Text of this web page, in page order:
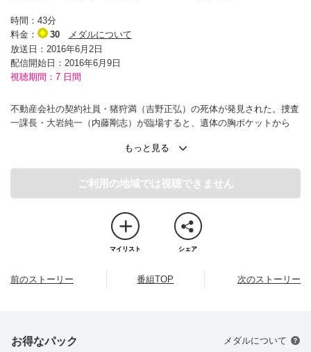
時間： 43分
料金：
30
メダルについて
放送日：2016年6月2日
配信開始日： 2016年6月9日
視聴期間：7 日間
不動産会社の契約社員・猪狩満（吉野正弘）の死体が発見された。捜査
一課長・大岩純一（内藤剛志）が臨場すると、遺体の胸ポケットから
に、招待状の宛名はまったくの別人になっていた…。
嶋桜（石川梨華）の両親を見て驚く。父・田嶋洋（渡辺徹）と母・奈津
気であることにも気づく。
【ゲスト】渡辺徹、石川梨華、古村比呂、野村真美 他
ご利用の地域では視聴できません
マイリスト シェア
前のストーリー 番組TOP 次のストーリー
お得なパック メダルについて